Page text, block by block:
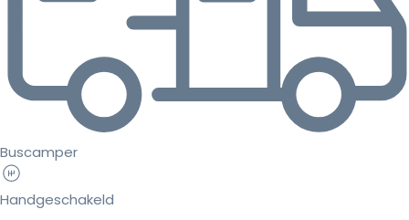
Buscamper
Handgeschakeld